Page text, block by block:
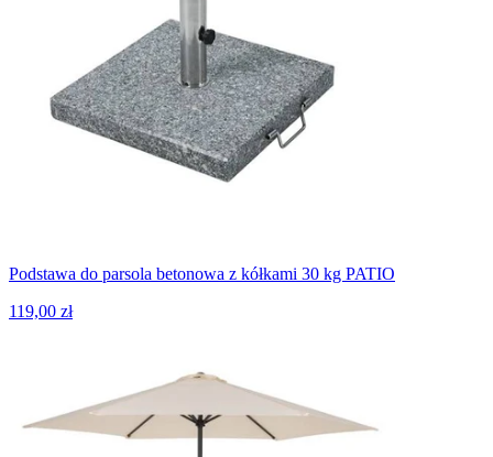
Podstawa do parsola betonowa z kółkami 30 kg PATIO
119,00 zł